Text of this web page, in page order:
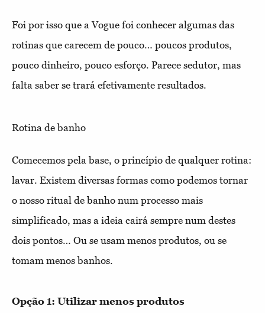
Foi por isso que a Vogue foi conhecer algumas das
rotinas que carecem de pouco… poucos produtos,
pouco dinheiro, pouco esforço. Parece sedutor, mas
falta saber se trará efetivamente resultados.
Rotina de banho
Comecemos pela base, o princípio de qualquer rotina:
lavar. Existem diversas formas como podemos tornar
o nosso ritual de banho num processo mais
simplificado, mas a ideia cairá sempre num destes
dois pontos… Ou se usam menos produtos, ou se
tomam menos banhos.
Opção 1: Utilizar menos produtos